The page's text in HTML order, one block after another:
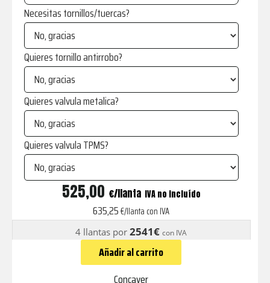
Necesitas tornillos/tuercas?
Quieres tornillo antirrobo?
Quieres valvula metalica?
Quieres valvula TPMS?
Graphite
cantidad
525,00 € IVA no incluído
635,25€/llanta con IVA
4 llantas por2541€ con IVA
Añadir al carrito
Concaver